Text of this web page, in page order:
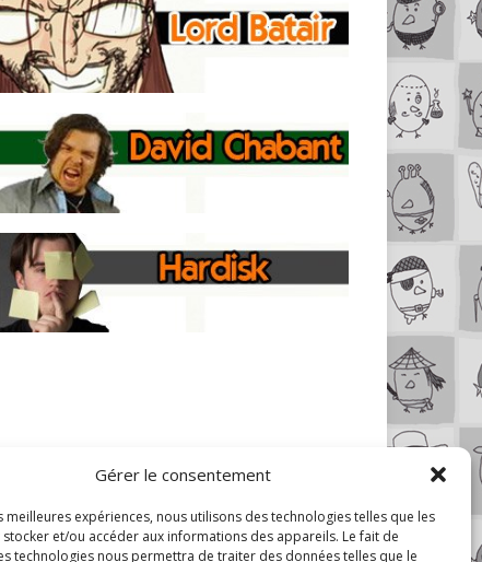
Gérer le consentement
meilleures expériences, nous utilisons des technologies telles que les
et/ou accéder aux informations des appareils. Le fait de
technologies nous permettra de traiter des données telles que le